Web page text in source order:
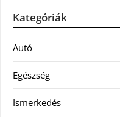
Kategóriák
Autó
Egészség
Ismerkedés